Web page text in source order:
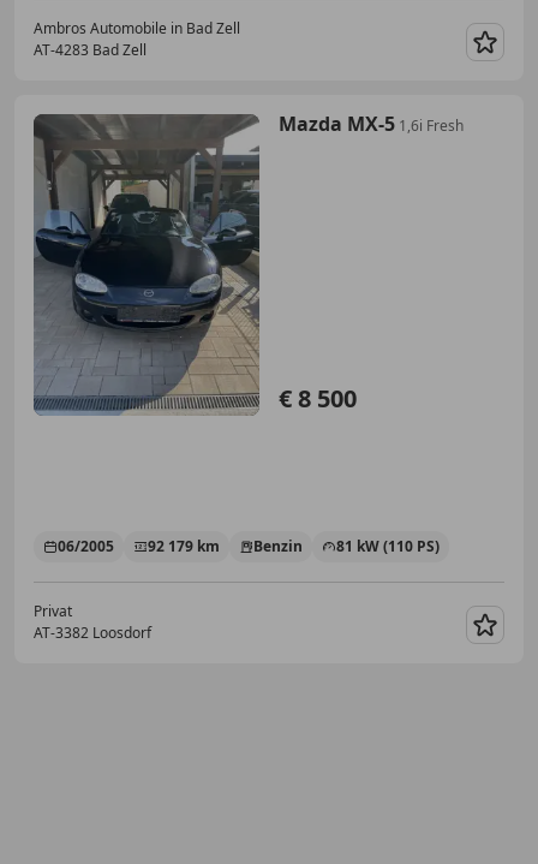
Ambros Automobile in Bad Zell
AT-4283 Bad Zell
Mazda MX-5 1,6i Fresh
€ 8 500
06/2005 92 179 km Benzin 81 kW (110 PS)
Privat
AT-3382 Loosdorf